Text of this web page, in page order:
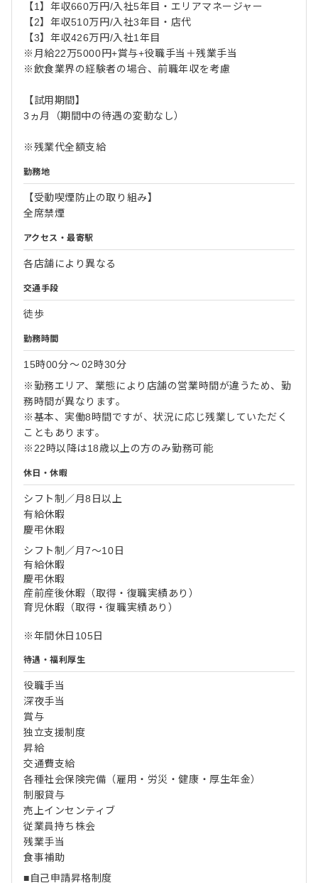
【1】年収660万円/入社5年目・エリアマネージャー
【2】年収510万円/入社3年目・店代
【3】年収426万円/入社1年目
※月給22万5000円+賞与+役職手当＋残業手当
※飲食業界の経験者の場合、前職年収を考慮
【試用期間】
3ヵ月（期間中の待遇の変動なし）
※残業代全額支給
勤務地
【受動喫煙防止の取り組み】
全席禁煙
アクセス・最寄駅
各店舗により異なる
交通手段
徒歩
勤務時間
15時00分〜02時30分
※勤務エリア、業態により店舗の営業時間が違うため、勤
務時間が異なります。
※基本、実働8時間ですが、状況に応じ残業していただく
こともあります。
※22時以降は18歳以上の方のみ勤務可能
休日・休暇
シフト制／月8日以上
有給休暇
慶弔休暇
シフト制／月7～10日
有給休暇
慶弔休暇
産前産後休暇（取得・復職実績あり）
育児休暇（取得・復職実績あり）
※年間休日105日
待遇・福利厚生
役職手当
深夜手当
賞与
独立支援制度
昇給
交通費支給
各種社会保険完備（雇用・労災・健康・厚生年金）
制服貸与
売上インセンティブ
従業員持ち株会
残業手当
食事補助
■自己申請昇格制度